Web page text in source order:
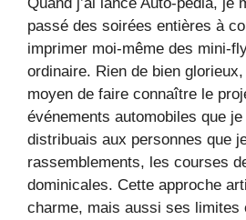
passé des soirées entières à
imprimer moi-même des mini-
ordinaire. Rien de bien
moyen de faire connaître le
événements automobiles que
distribuais aux personnes que
rassemblements, les courses
dominicales. Cette approche
charme, mais aussi ses limites